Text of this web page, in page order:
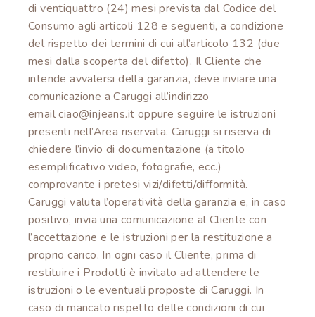
di ventiquattro (24) mesi prevista dal Codice del
Consumo agli articoli 128 e seguenti, a condizione
del rispetto dei termini di cui all’articolo 132 (due
mesi dalla scoperta del difetto). Il Cliente che
intende avvalersi della garanzia, deve inviare una
comunicazione a Caruggi all’indirizzo
email ciao@injeans.it oppure seguire le istruzioni
presenti nell’Area riservata. Caruggi si riserva di
chiedere l’invio di documentazione (a titolo
esemplificativo video, fotografie, ecc.)
comprovante i pretesi vizi/difetti/difformità.
Caruggi valuta l’operatività della garanzia e, in caso
positivo, invia una comunicazione al Cliente con
l’accettazione e le istruzioni per la restituzione a
proprio carico. In ogni caso il Cliente, prima di
restituire i Prodotti è invitato ad attendere le
istruzioni o le eventuali proposte di Caruggi. In
caso di mancato rispetto delle condizioni di cui